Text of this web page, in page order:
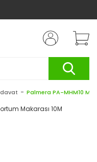
Palmera PA-MHM10